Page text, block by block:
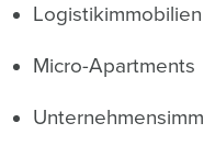
Logistikimmobilien
Micro-Apartments